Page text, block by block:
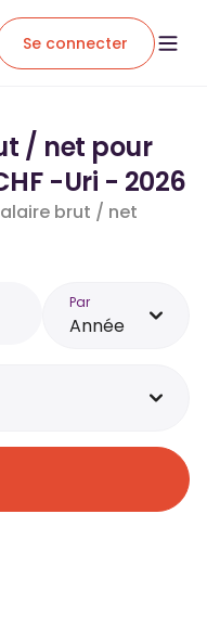
Se connecter
/ net pour
-Uri - 2026
brut / net
Par
Année